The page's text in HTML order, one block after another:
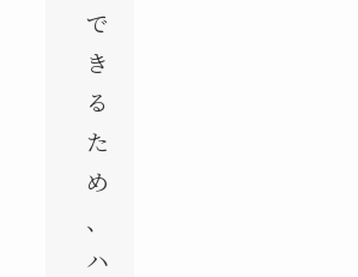
で
き
る
た
め
、
ハ